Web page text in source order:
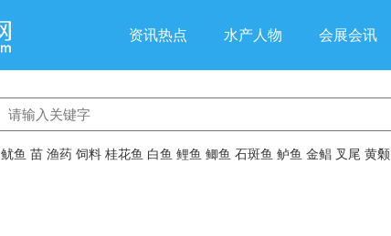
资讯热点 水产人物 会展会讯
鱿鱼 苗 渔药 饲料 桂花鱼 白鱼 鲤鱼 鲫鱼 石斑鱼 鲈鱼 金鲳 叉尾 黄颡